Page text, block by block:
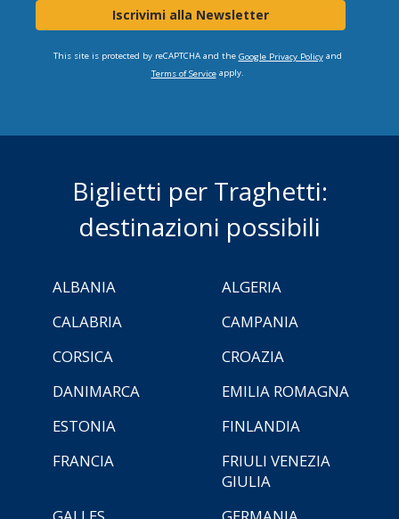
Iscrivimi alla Newsletter
This site is protected by reCAPTCHA and the Google Privacy Policyand
Terms of Serviceapply.
Biglietti per Traghetti:
destinazioni possibili
ALBANIA
ALGERIA
CALABRIA
CAMPANIA
CORSICA
CROAZIA
DANIMARCA
EMILIA ROMAGNA
ESTONIA
FINLANDIA
FRANCIA
FRIULI VENEZIA
GIULIA